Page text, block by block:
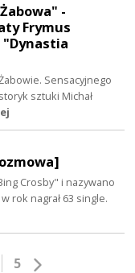
-
Frymus
"Dynastia
Sensacyjnego
sztuki Michał
Crosby" i nazywano
rok nagrał 63 single.
5